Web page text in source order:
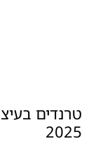
טרנדים
2025